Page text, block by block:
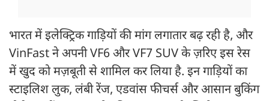
भारत में इलेक्ट्रिक गाड़ियों की मांग लगातार बढ़ रही है, और
VinFast ने अपनी VF6 और VF7 SUV के ज़रिए इस रेस
में खुद को मज़बूती से शामिल कर लिया है. इन गाड़ियों का
स्टाइलिश लुक, लंबी रेंज, एडवांस फीचर्स और आसान बुकिंग